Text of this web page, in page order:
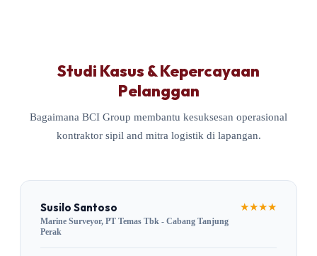
Studi Kasus & Kepercayaan
Pelanggan
Bagaimana BCI Group membantu kesuksesan operasional
kontraktor sipil and mitra logistik di lapangan.
Susilo Santoso
Marine Surveyor, PT Temas Tbk - Cabang Tanjung
Perak
★★★★